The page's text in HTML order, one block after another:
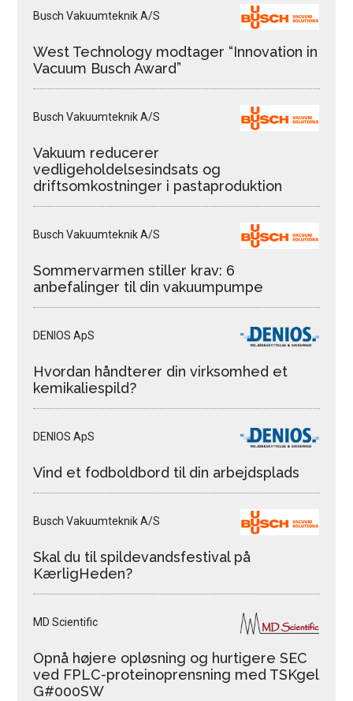
Busch Vakuumteknik A/S
West Technology modtager “Innovation in
Vacuum Busch Award”
Busch Vakuumteknik A/S
Vakuum reducerer
vedligeholdelsesindsats og
driftsomkostninger i pastaproduktion
Busch Vakuumteknik A/S
Sommervarmen stiller krav: 6
anbefalinger til din vakuumpumpe
DENIOS ApS
Hvordan håndterer din virksomhed et
kemikaliespild?
DENIOS ApS
Vind et fodboldbord til din arbejdsplads
Busch Vakuumteknik A/S
Skal du til spildevandsfestival på
KærligHeden?
MD Scientific
Opnå højere opløsning og hurtigere SEC
ved FPLC-proteinoprensning med TSKgel
G#000SW